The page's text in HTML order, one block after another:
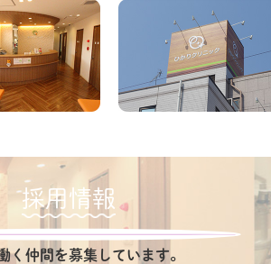
採用情報
く仲間を募集しています。